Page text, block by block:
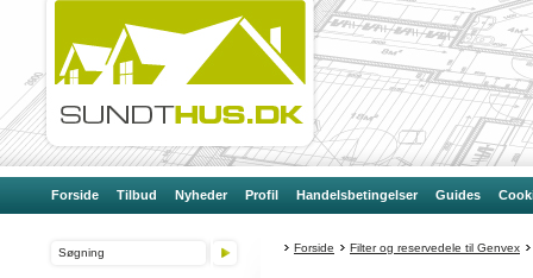
Forside Tilbud Nyheder Profil Handelsbetingelser Guides
Forside Filter og reservedele til Genvex